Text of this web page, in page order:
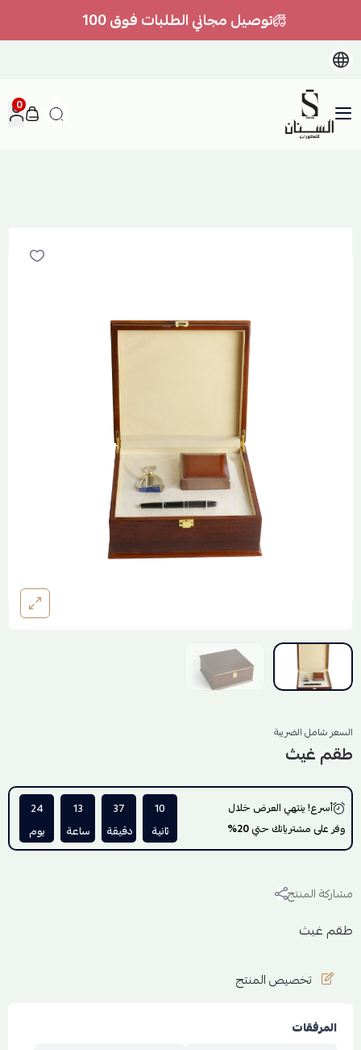
توصيل مجاني الطلبات فوق 100
السنان للعطور والعسل الطبيعي
0
السعر شامل الضريبة
طقم غيث
أسرع! ينتهي العرض خلال
وفر على مشترياتك حتي20%
10
ثانية
37
دقيقة
13
ساعة
24
يوم
مشاركة المنتج
طقم غيث
تخصيص المنتج
المرفقات